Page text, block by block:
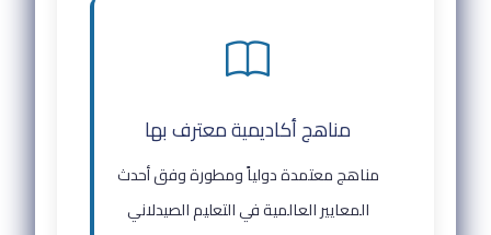
مناهج أكاديمية معترف بها
مناهج معتمدة دولياً ومطورة وفق أحدث
المعايير العالمية في التعليم الصيدلاني